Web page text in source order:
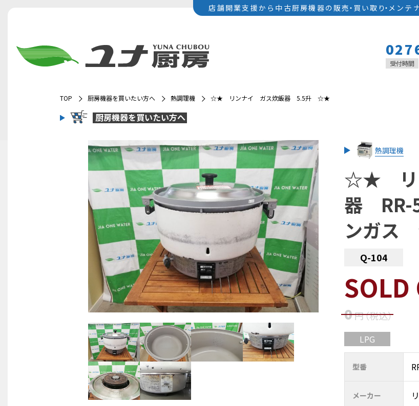
店舗開業支援から中古厨房機器の 販売・ 買い取 り・メンテ
受付時間
TOP 厨房機器を買いたい方へ 熱調理機 ☆★ リンナイ ガス炊飯器 5.5升 ☆★
厨房機器を買いたい方へ
熱調理機
☆★ リ
器 RR-
ンガ
Q-104
SOLD
0円（税込）
LPG
型番
メーカー